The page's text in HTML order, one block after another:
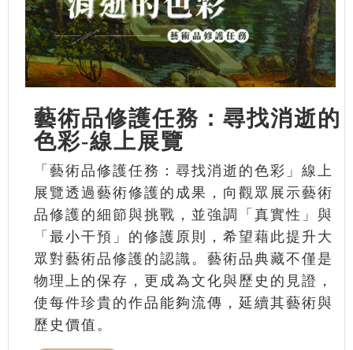
藝術品修護任務：尋找消逝的
色彩-線上展覽
「藝術品修護任務：尋找消逝的色彩」線上
展覽透過藝術修護的成果，向觀眾展示藝術
品修護的細節與挑戰，並強調「真實性」與
「最小干預」的修護原則，希望藉此提升大
眾對藝術品修護的認識。藝術品典藏不僅是
物理上的保存，更成為文化與歷史的見證，
使每件珍貴的作品能夠流傳，延續其藝術與
歷史價值。